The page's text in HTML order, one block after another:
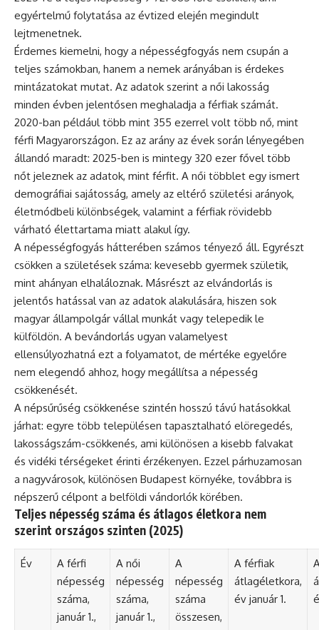
egyértelmű folytatása az évtized elején megindult
lejtmenetnek.
Érdemes kiemelni, hogy a népességfogyás nem csupán a
teljes számokban, hanem a nemek arányában is érdekes
mintázatokat mutat. Az adatok szerint a női lakosság
minden évben jelentősen meghaladja a férfiak számát.
2020-ban például több mint 355 ezerrel volt több nő, mint
férfi Magyarországon. Ez az arány az évek során lényegében
állandó maradt: 2025-ben is mintegy 320 ezer fővel több
nőt jeleznek az adatok, mint férfit. A női többlet egy ismert
demográfiai sajátosság, amely az eltérő születési arányok,
életmódbeli különbségek, valamint a férfiak rövidebb
várható élettartama miatt alakul így.
A népességfogyás hátterében számos tényező áll. Egyrészt
csökken a születések száma: kevesebb gyermek születik,
mint ahányan elhaláloznak. Másrészt az elvándorlás is
jelentős hatással van az adatok alakulására, hiszen sok
magyar állampolgár vállal munkát vagy telepedik le
külföldön. A bevándorlás ugyan valamelyest
ellensúlyozhatná ezt a folyamatot, de mértéke egyelőre
nem elegendő ahhoz, hogy megállítsa a népesség
csökkenését.
A népsűrűség csökkenése szintén hosszú távú hatásokkal
járhat: egyre több településen tapasztalható elöregedés,
lakosságszám-csökkenés, ami különösen a kisebb falvakat
és vidéki térségeket érinti érzékenyen. Ezzel párhuzamosan
a nagyvárosok, különösen Budapest környéke, továbbra is
népszerű célpont a belföldi vándorlók körében.
Teljes népesség száma és átlagos életkora nem
szerint országos szinten (2025)
Év
A férfi
népesség
száma,
január 1.,
A női
népesség
száma,
január 1.,
A
népesség
száma
összesen,
A férfiak
átlagéletkora,
év január 1.